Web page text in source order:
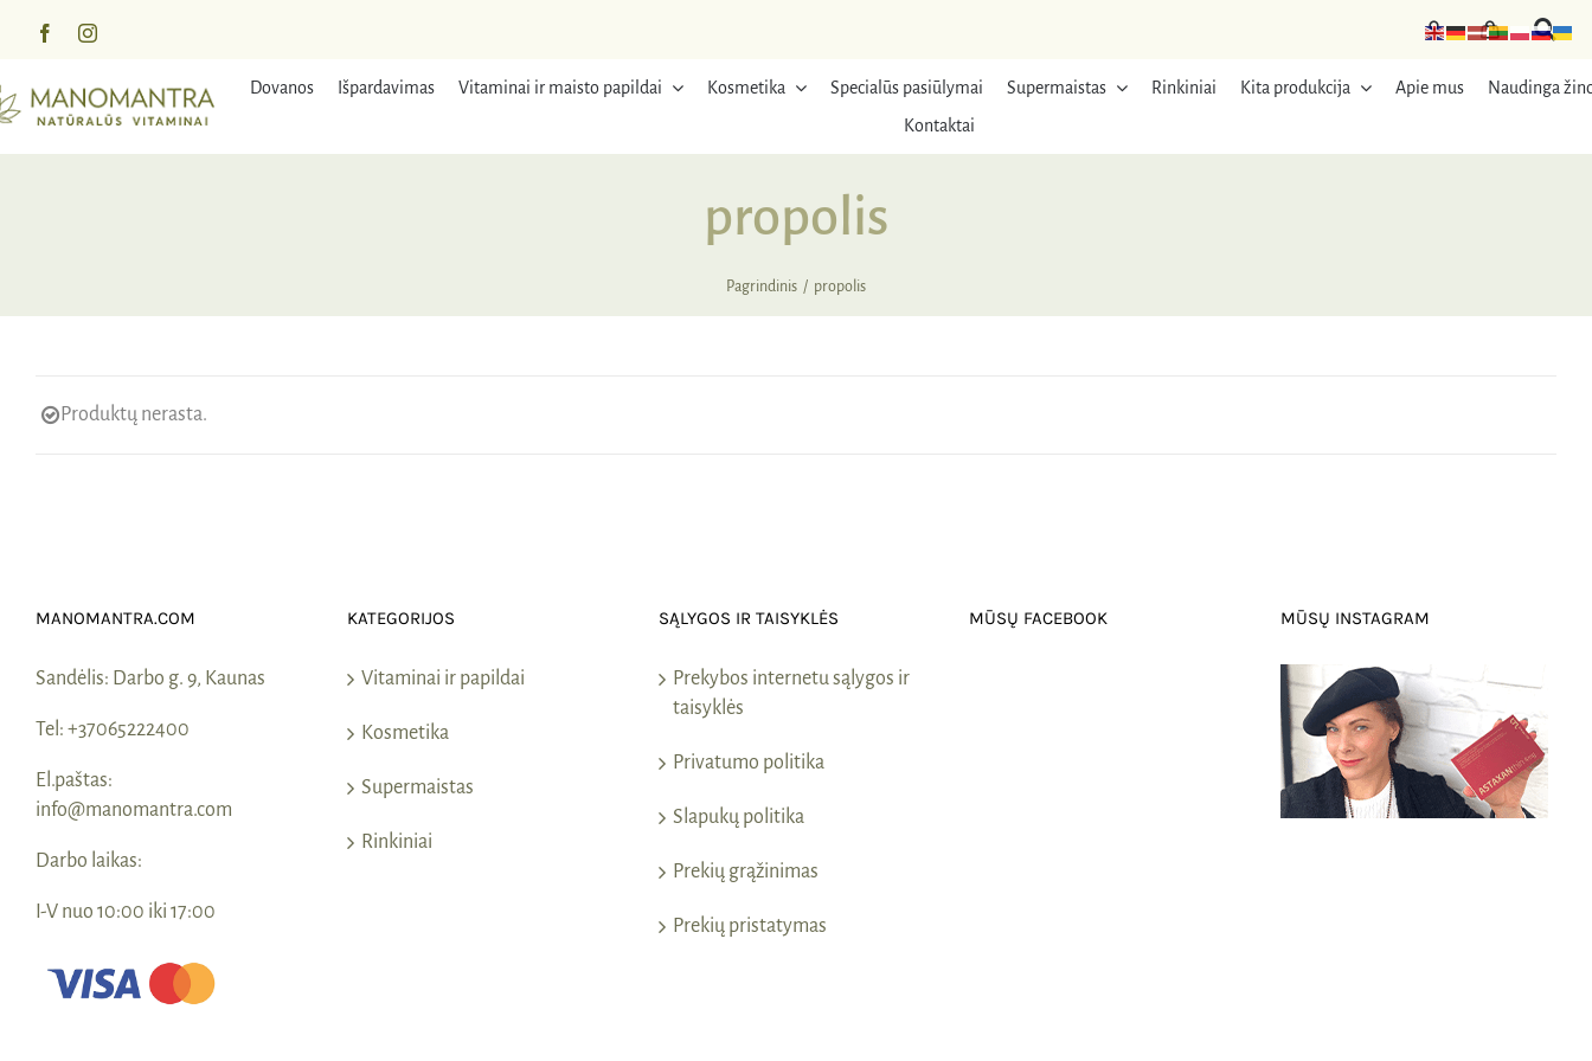
turinį
Dovanos Išpardavimas Vitaminai ir maisto papildai Kosmetika Specialūs pasiūlymai Supermaistas Rinkiniai Kita produkcija Apie mus
Naudinga
Kontaktai
propolis
Pagrindinis propolis
Produktų nerasta.
MANOMANTRA.COM
Sandėlis: Darbo g. 9, Kaunas
Tel: +37065222400
El.paštas:
info@manomantra.com
Darbo laikas:
I-V nuo 10:00 iki 17:00
KATEGORIJOS
Vitaminai ir papildai
Kosmetika
Supermaistas
Rinkiniai
SĄLYGOS IR TAISYKLĖS
Prekybos internetu sąlygos ir
taisyklės
Privatumo politika
Slapukų politika
Prekių grąžinimas
Prekių pristatymas
MŪSŲ FACEBOOK MŪSŲ INSTAGRAM